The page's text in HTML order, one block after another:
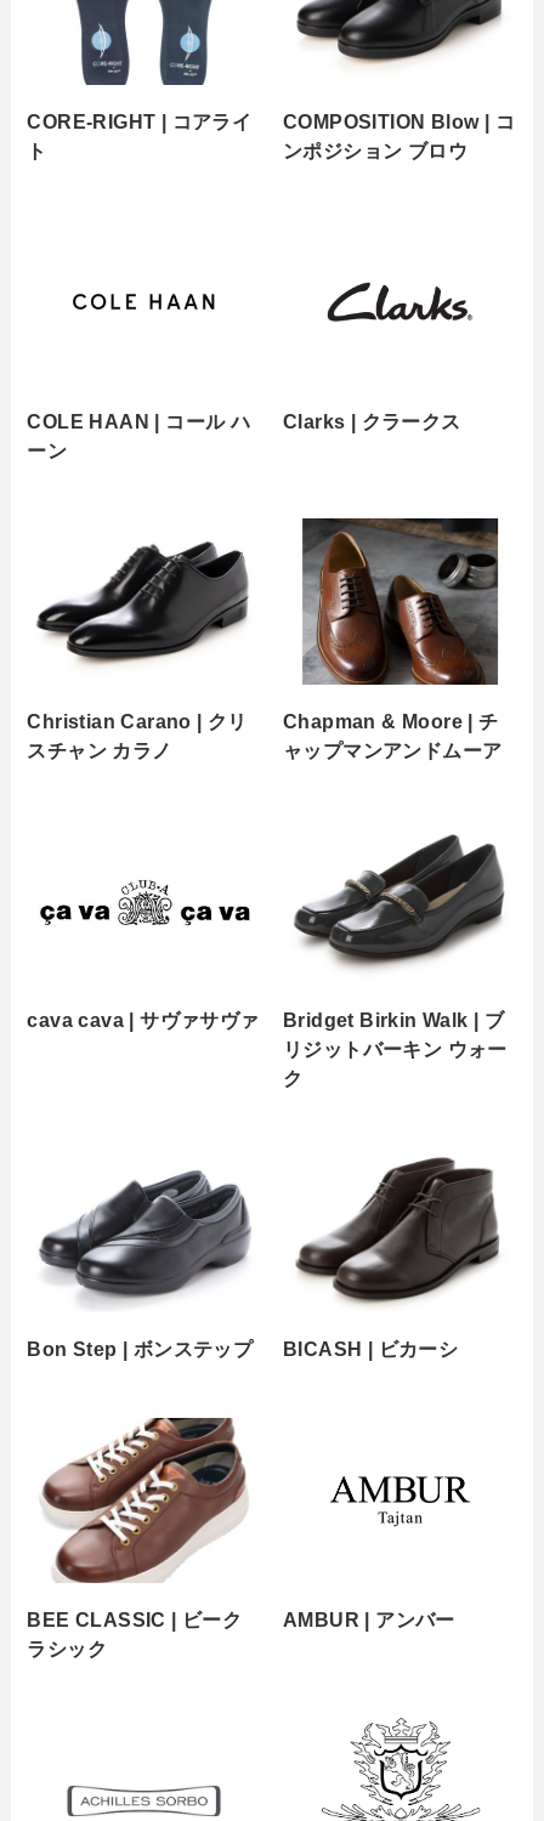
CORE-RIGHT | コアライ
ト
COMPOSITION Blow | コ
ンポジション ブロウ
COLE HAAN | コール ハ
ーン
Clarks | クラークス
Christian Carano | クリ
スチャン カラノ
Chapman & Moore | チ
ャップマンアンドムーア
cava cava | サヴァサヴァ
Bridget Birkin Walk | ブ
リジットバーキン ウォー
ク
Bon Step | ボンステップ BICASH | ビカーシ
BEE CLASSIC | ビーク
ラシック
AMBUR | アンバー